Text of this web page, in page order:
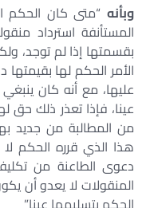
وبأنه “متى كان
المستأنفة استرداد
بقسمتها إذا لم توجد،
الأمر الحكم لها
عليها، مع أنه كان
عينا، فإذا تعذر ذلك حق
من المطالبة من جديد
هذا الذي قرره الحكم
دعوى الطاعنة من
المنقولات لا يعدو أن